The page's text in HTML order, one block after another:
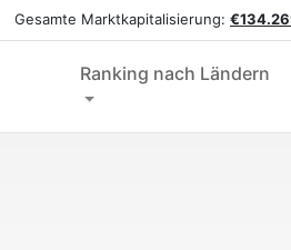
Gesamte Marktkapitalisierung:
Ranking nach Ländern